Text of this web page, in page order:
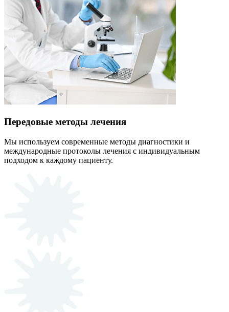
Передовые методы лечения
Мы используем современные методы диагностики и
международные протоколы лечения с индивидуальным
подходом к каждому пациенту.